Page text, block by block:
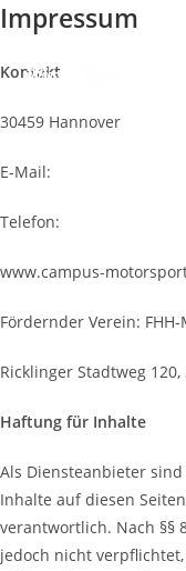
Zum
Inhalt
springen
Impressum
Kontakt
30459 Hannover
E-Mail:
Telefon:
www.campus-
Fördernder Verein:
Ricklinger Stadtweg
Haftung für Inhalte
Als Diensteanbieter
Inhalte auf diesen
verantwortlich. Nach §§
jedoch nicht